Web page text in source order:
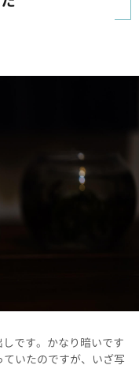
です。かなり暗いです
いたのですが、いざ写